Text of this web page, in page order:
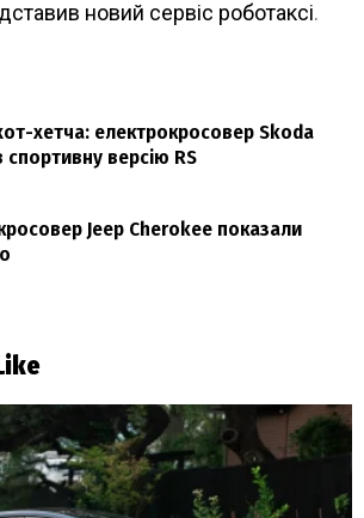
новий сервіс роботаксі.
хетча: електрокросовер Skoda
версію RS
Jeep Cherokee показали